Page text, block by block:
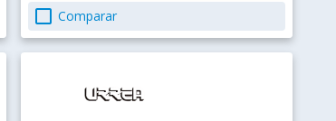
check_box_outline_blank Comparar